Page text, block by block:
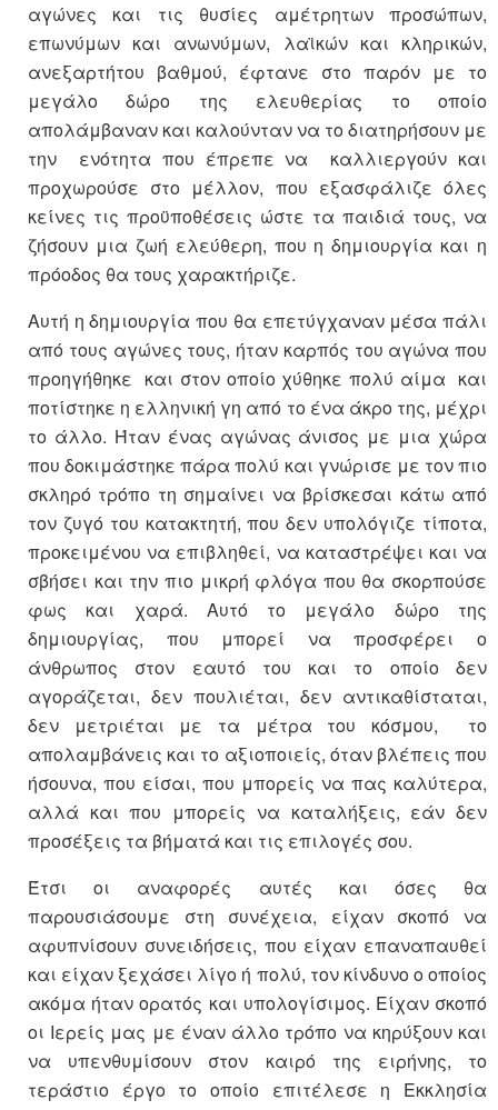
αγώνες και τις θυσίες αμέτρητων προσώπων,
επωνύμων και ανωνύμων, λαϊκών και κληρικών,
ανεξαρτήτου βαθμού, έφτανε στο παρόν με το
μεγάλο δώρο της ελευθερίας το οποίο
απολάμβαναν και καλούνταν να το διατηρήσουν με
την ενότητα που έπρεπε να καλλιεργούν και
προχωρούσε στο μέλλον, που εξασφάλιζε όλες
κείνες τις προϋποθέσεις ώστε τα παιδιά τους, να
ζήσουν μια ζωή ελεύθερη, που η δημιουργία και η
πρόοδος θα τους χαρακτήριζε.
Αυτή η δημιουργία που θα επετύγχαναν μέσα πάλι
από τους αγώνες τους, ήταν καρπός του αγώνα που
προηγήθηκε και στον οποίο χύθηκε πολύ αίμα και
ποτίστηκε η ελληνική γη από το ένα άκρο της, μέχρι
το άλλο. Ήταν ένας αγώνας άνισος με μια χώρα
που δοκιμάστηκε πάρα πολύ και γνώρισε με τον πιο
σκληρό τρόπο τη σημαίνει να βρίσκεσαι κάτω από
τον ζυγό του κατακτητή, που δεν υπολόγιζε τίποτα,
προκειμένου να επιβληθεί, να καταστρέψει και να
σβήσει και την πιο μικρή φλόγα που θα σκορπούσε
φως και χαρά. Αυτό το μεγάλο δώρο της
δημιουργίας, που μπορεί να προσφέρει ο
άνθρωπος στον εαυτό του και το οποίο δεν
αγοράζεται, δεν πουλιέται, δεν αντικαθίσταται,
δεν μετριέται με τα μέτρα του κόσμου, το
απολαμβάνεις και το αξιοποιείς, όταν βλέπεις που
ήσουνα, που είσαι, που μπορείς να πας καλύτερα,
αλλά και που μπορείς να καταλήξεις, εάν δεν
προσέξεις τα βήματά και τις επιλογές σου.
Έτσι οι αναφορές αυτές και όσες θα
παρουσιάσουμε στη συνέχεια, είχαν σκοπό να
αφυπνίσουν συνειδήσεις, που είχαν επαναπαυθεί
και είχαν ξεχάσει λίγο ή πολύ, τον κίνδυνο ο οποίος
ακόμα ήταν ορατός και υπολογίσιμος. Είχαν σκοπό
οι Ιερείς μας με έναν άλλο τρόπο να κηρύξουν και
να υπενθυμίσουν στον καιρό της ειρήνης, το
τεράστιο έργο το οποίο επιτέλεσε η Εκκλησία